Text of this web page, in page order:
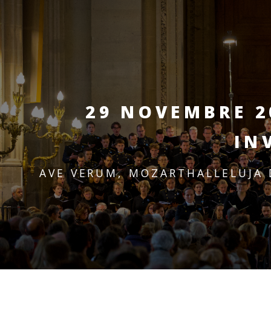
29 NOVEMBRE
AVE VERUM, MOZARTHALLELUJA